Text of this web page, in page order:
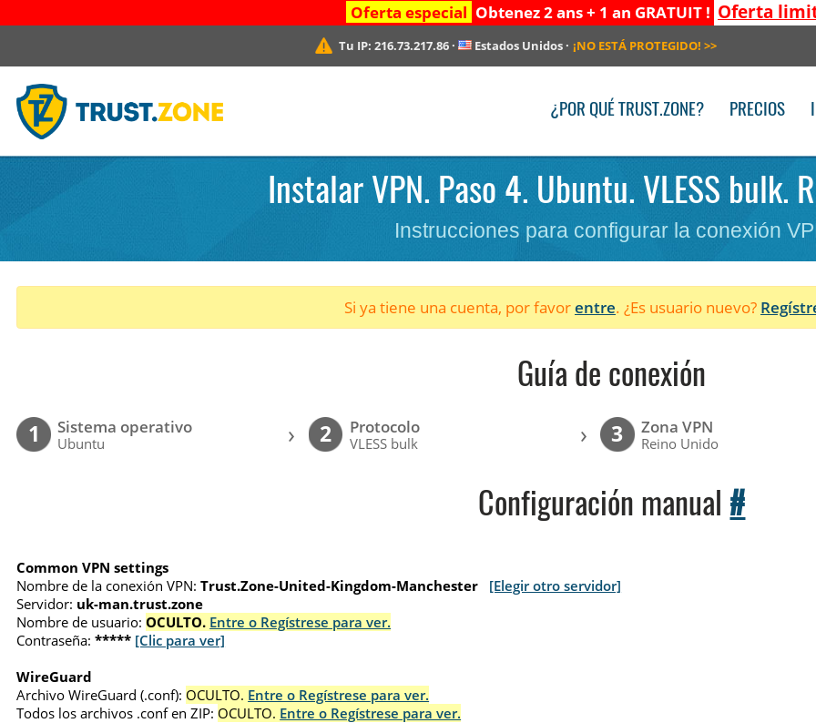
Oferta especial Obtenez 2 ans + 1 an GRATUIT ! Oferta
Tu IP:216.73.217.86 · Estados Unidos · ¡NO ESTÁ PROTEGIDO! >>
¿POR QUÉ TRUST.ZONE? PRECIOS
Instalar VPN. Paso 4. Ubuntu. VLESS bulk.
Instrucciones para configurar la conexión
Si ya tiene una cuenta, por favorentre. ¿Es usuario nuevo?
Guía de conexión
1 Sistema operativo
Ubuntu › 2 Protocolo
VLESS bulk › 3 Zona VPN
Reino Unido
Configuración manual #
Common VPN settings
Nombre de la conexión VPN: Trust.Zone-United-Kingdom-Manchester
[Elegir otro servidor]
Servidor: uk-man.trust.zone
Nombre de usuario: OCULTO. Entre o Regístrese para ver.
Contraseña: ***** [Clic para ver]
WireGuard
Archivo WireGuard (.conf): OCULTO. Entre o Regístrese para ver.
Todos los archivos .conf en ZIP: OCULTO. Entre o Regístrese para ver.